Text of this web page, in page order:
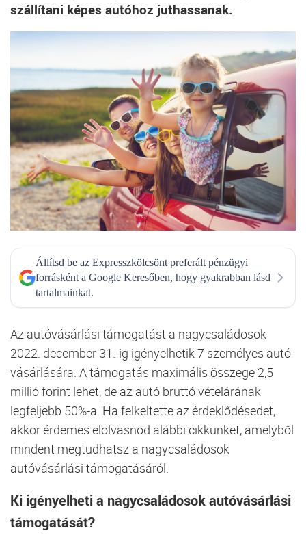
szállítani képes autóhoz juthassanak.
Állítsd be az Expresszkölcsönt preferált pénzügyi
forrásként a Google Keresőben, hogy gyakrabban lásd
tartalmainkat.
Az autóvásárlási támogatást a nagycsaládosok
2022. december 31.-ig igényelhetik 7 személyes autó
vásárlására. A támogatás maximális összege 2,5
millió forint lehet, de az autó bruttó vételárának
legfeljebb 50%-a. Ha felkeltette az érdeklődésedet,
akkor érdemes elolvasnod alábbi cikkünket, amelyből
mindent megtudhatsz a nagycsaládosok
autóvásárlási támogatásáról.
Ki igényelheti a nagycsaládosok autóvásárlási
támogatását?